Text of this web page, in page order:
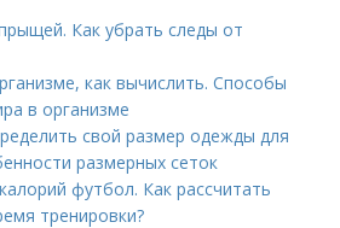
Как убрать следы от
как вычислить. Способы
в организме
свой размер одежды для
размерных сеток
футбол. Как рассчитать
тренировки?